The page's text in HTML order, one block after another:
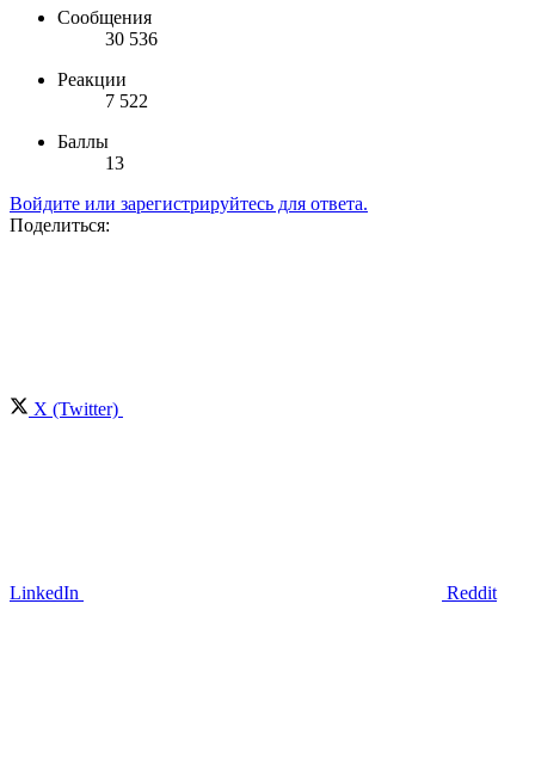
Сообщения
30 536
Реакции
7 522
Баллы
13
Войдите или зарегистрируйтесь для ответа.
Поделиться:
X (Twitter)
LinkedIn Reddit